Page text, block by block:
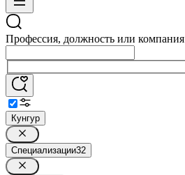
Профессия, должность или компания
Кунгур
Специализации32